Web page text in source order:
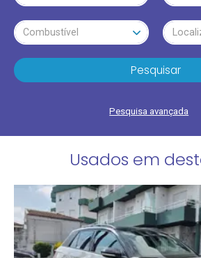
Combustível
Pesquisar
Pesquisa avançada
Usados em